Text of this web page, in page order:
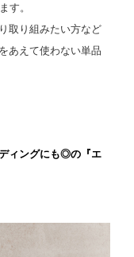
す。
取り組みたい方など
あえて使わない単品
ィングにも◎の『エ